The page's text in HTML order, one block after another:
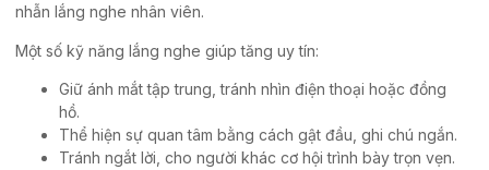
nhẫn lắng nghe nhân viên.
Một số kỹ năng lắng nghe giúp tăng uy tín:
Giữ ánh mắt tập trung, tránh nhìn điện thoại hoặc đồng
hồ.
Thể hiện sự quan tâm bằng cách gật đầu, ghi chú ngắn.
Tránh ngắt lời, cho người khác cơ hội trình bày trọn vẹn.